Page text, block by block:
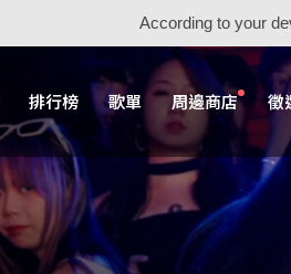
According to your
排行榜 歌單 周邊商店 徵